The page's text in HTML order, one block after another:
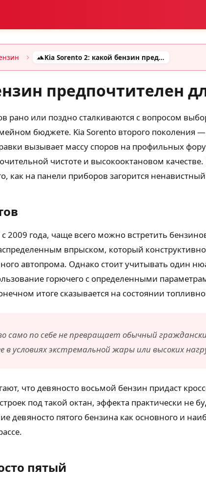
Kia Sorento 2: какой бензин предпочтителен для этого кроссовера
предпочтителен
или поздно сталкиваются с вопросом
бюджете. Kia Sorento второго
вызывает массу споров на профильных
чистоте и высокооктановом
как на панели приборов загорится
2009 года, чаще всего можно встретить
впрыском, который
автопрома. Однако стоит учитывать один
горючего с определенными
итоге сказывается на состоянии
по себе не превращает обычный
условиях экстремальной жары или высоких
что девяносто восьмой бензин придаст
под такой октан, эффекта практически не
девяносто пятого бензина как основного и
пятый